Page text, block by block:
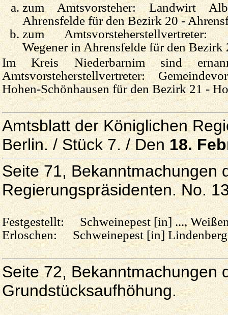
zum Amtsvorsteher: Landwirt
Ahrensfelde für den Bezirk 20 -
zum Amtsvorsteherstellvertreter:
Wegener in Ahrensfelde für den Bezirk
Im Kreis Niederbarnim sind
Amtsvorsteherstellvertreter:
Hohen-Schönhausen für den Bezirk 21 -
Amtsblatt der Königlichen
Berlin. / Stück 7. / Den18.
Seite 71, Bekanntmachungen
Regierungspräsidenten. No.
Festgestellt: Schweinepest [in] ...,
Erloschen: Schweinepest [in]
Seite 72, Bekanntmachungen
Grundstücksaufhöhung.